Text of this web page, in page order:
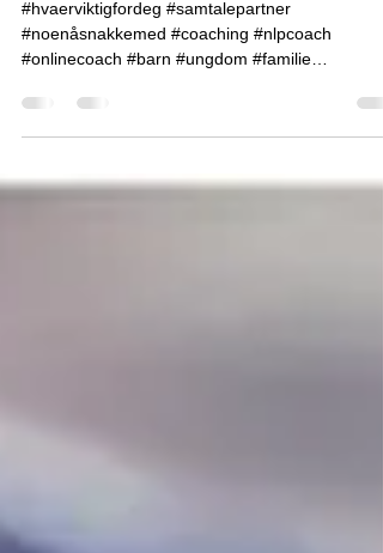
være på plass i ditt liv for at du
skal ha det bra?
#hvaerviktigfordeg #samtalepartner